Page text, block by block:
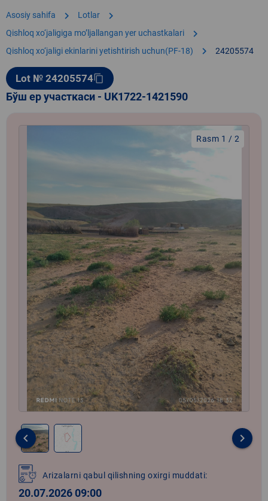
Asosiy sahifa chevron_right Lotlar chevron_right
Qishloq xo‘jaligiga moʼljallangan yer uchastkalari chevron_right
Qishloq xo‘jaligi ekinlarini yetishtirish uchun(PF-18) chevron_right 24205574
Lot № 24205574content_copy
Бўш ер участкаси - UK1722-1421590
Rasm 1 / 2
1
of
2
keyboard_arrow_left keyboard_arrow_right
Arizalarni qabul qilishning oxirgi muddati:
20.07.2026 09:00